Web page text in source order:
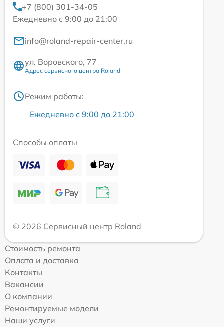
+7 (800) 301-34-05
Ежедневно с 9:00 до 21:00
info@roland-repair-center.ru
ул. Воровского, 77
Адрес сервисного центра Roland
Режим работы:
Ежедневно с 9:00 до 21:00
Способы оплаты
© 2026 Сервисный центр Roland
Стоимость ремонта
Оплата и доставка
Контакты
Вакансии
О компании
Ремонтируемые модели
Наши услуги